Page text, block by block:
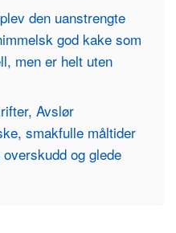
den uanstrengte
god kake som
men er helt uten
Avslør
smakfulle måltider
og glede